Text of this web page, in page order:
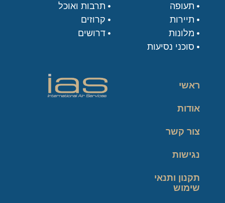
תעופה
תיירות
מלונות
סוכני נסיעות
תרבות ואוכל
קרוזים
דרושים
ראשי
אודות
צור קשר
נגישות
תקנון ותנאי
שימוש